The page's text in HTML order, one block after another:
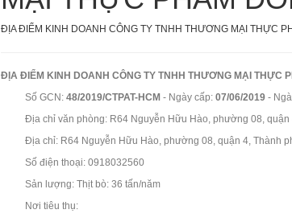
ĐỊA ĐIỂM KINH DOANH CÔNG TY TNHH THƯƠNG MẠI THỰC
ĐỊA ĐIỂM KINH DOANH CÔNG TY TNHH THƯƠNG MẠI THỰC
Số GCN:48/2019/CTPAT-HCM - Ngày cấp: 07/06/2019 -
Địa chỉ văn phòng: R64 Nguyễn Hữu Hào, phường 08, quận
Địa chỉ: R64 Nguyễn Hữu Hào, phường 08, quận 4, Thành
Số điện thoại: 0918032560
Sản lượng: Thịt bò: 36 tấn/năm
Nơi tiêu thụ: